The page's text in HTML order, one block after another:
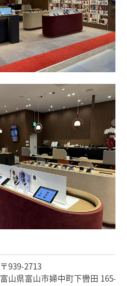
〒939-2713
富山県富山市婦中町下轡田 165-1